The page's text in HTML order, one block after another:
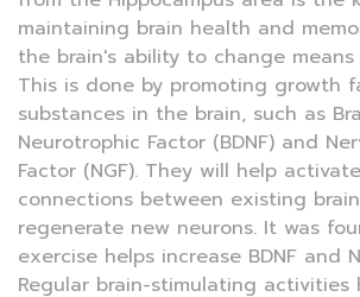
maintaining brain health and
the brain's ability to change
This is done by promoting growth
substances in the brain, such as
Neurotrophic Factor (BDNF) and
Factor (NGF). They will help
connections between existing
regenerate new neurons. It was
exercise helps increase BDNF and
Regular brain-stimulating activities